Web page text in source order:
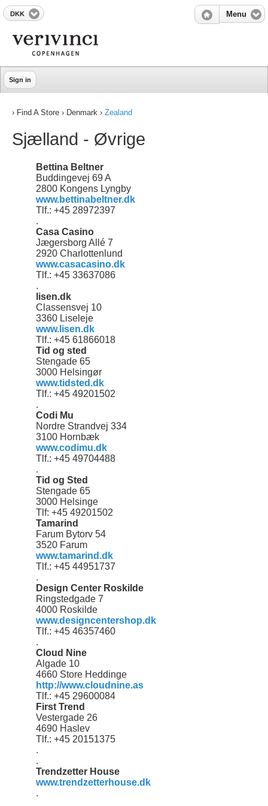
DKK Menu
Sign in
› Find A Store › Denmark › Zealand
Sjælland - Øvrige
Bettina Beltner
Buddingevej 69 A
2800 Kongens Lyngby
www.bettinabeltner.dk
Tlf.: +45 28972397
.
Casa Casino
Jægersborg Allé 7
2920 Charlottenlund
www.casacasino.dk
Tlf.: +45 33637086
.
lisen.dk
Classensvej 10
3360 Liseleje
www.lisen.dk
Tlf.: +45 61866018
Tid og sted
Stengade 65
3000 Helsingør
www.tidsted.dk
Tlf.: +45 49201502
.
Codi Mu
Nordre Strandvej 334
3100 Hornbæk
www.codimu.dk
Tlf.: +45 49704488
.
Tid og Sted
Stengade 65
3000 Helsinge
Tlf: +45 49201502
Tamarind
Farum Bytorv 54
3520 Farum
www.tamarind.dk
Tlf.: +45 44951737
.
Design Center Roskilde
Ringstedgade 7
4000 Roskilde
www.designcentershop.dk
Tlf.: +45 46357460
.
Cloud Nine
Algade 10
4660 Store Heddinge
http://www.cloudnine.as
Tlf.: +45 29600084
First Trend
Vestergade 26
4690 Haslev
Tlf.: +45 20151375
.
.
Trendzetter House
www.trendzetterhouse.dk
.